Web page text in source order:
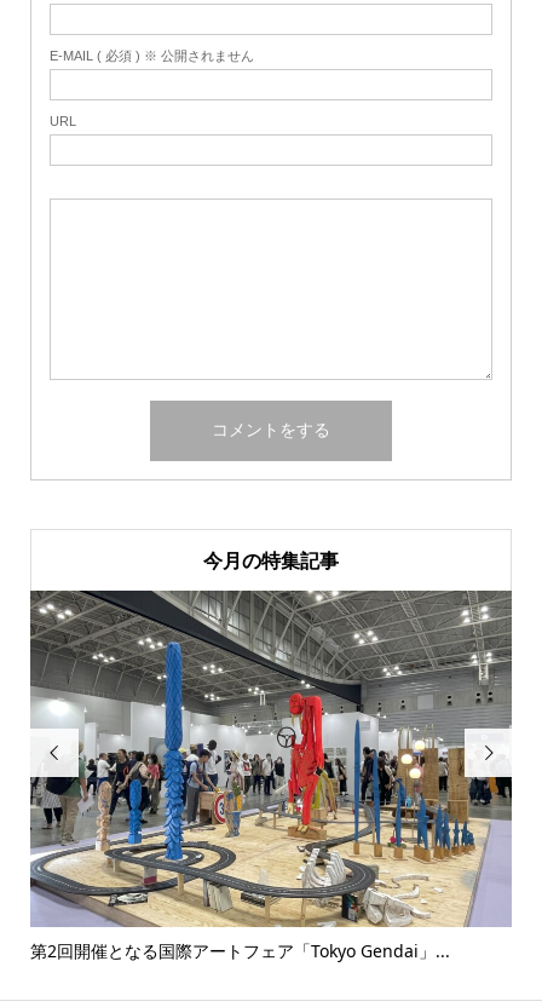
E-MAIL ( 必須 ) ※ 公開されません
URL
今月の特集記事

第2回開催となる国際アートフェア「Tokyo Gendai」...
